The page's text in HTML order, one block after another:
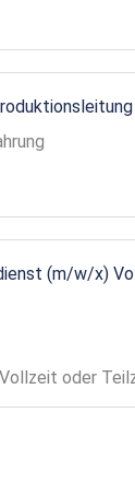
(m/w/x)
oder